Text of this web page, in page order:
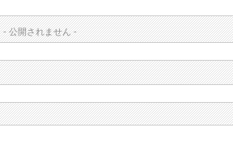
- 公開されません -